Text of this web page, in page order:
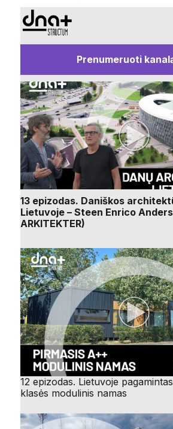
Prenumeruoti
13 epizodas. Daniškos
Lietuvoje – Steen Enrico
ARKITEKTER)
12 epizodas. Lietuvoje
klasės modulinis namas